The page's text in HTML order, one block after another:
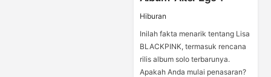
Hiburan
Inilah fakta menarik tentang Lisa
BLACKPINK, termasuk rencana
rilis album solo terbarunya.
Apakah Anda mulai penasaran?